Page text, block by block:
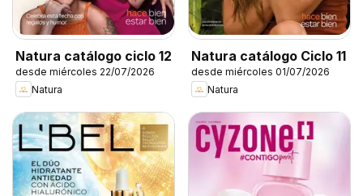
Natura catálogo ciclo 12
desde miércoles 22/07/2026
Natura
Natura catálogo Ciclo 11
desde miércoles 01/07/2026
Natura